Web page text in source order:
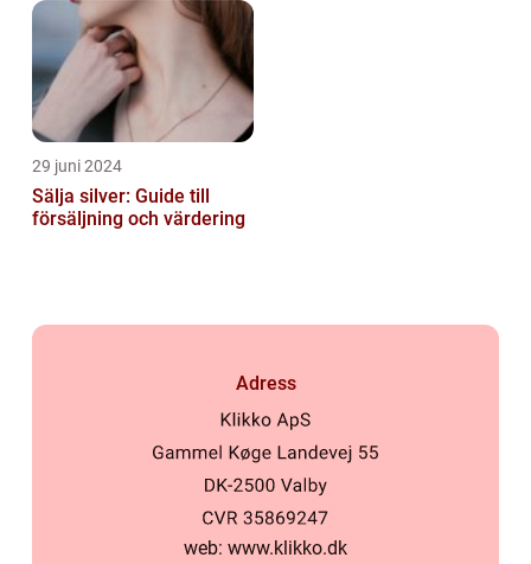
29 juni 2024
Sälja silver: Guide till
försäljning och värdering
Adress
web: www.klikko.dk